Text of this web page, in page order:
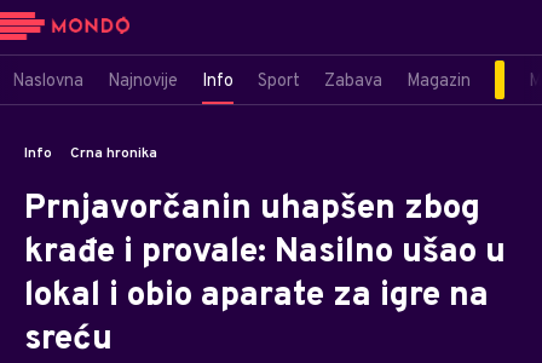
Naslovna Najnovije Info Sport Zabava Magazin
Info Crna hronika
Prnjavorčanin uhapšen zbog
krađe i provale: Nasilno ušao u
lokal i obio aparate za igre na
sreću